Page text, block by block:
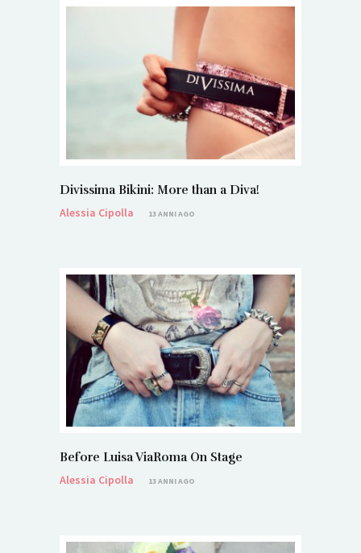
Divissima Bikini: More than a Diva!
Alessia Cipolla
13 ANNI AGO
Before Luisa ViaRoma On Stage
Alessia Cipolla
13 ANNI AGO